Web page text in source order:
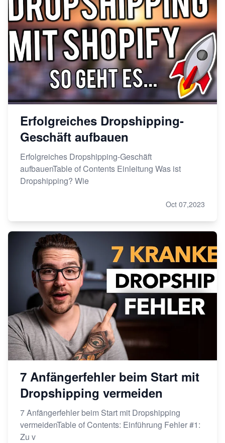
Erfolgreiches Dropshipping-
Geschäft aufbauen
Erfolgreiches Dropshipping-Geschäft
aufbauenTable of Contents Einleitung Was ist
Dropshipping? Wie
Oct 07,2023
7 Anfängerfehler beim Start mit
Dropshipping vermeiden
7 Anfängerfehler beim Start mit Dropshipping
vermeidenTable of Contents: Einführung Fehler #1:
Zu v